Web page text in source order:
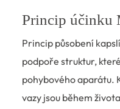
Princip účinku
Princip působení
podpoře struktur,
pohybového aparátu.
vazy jsou během